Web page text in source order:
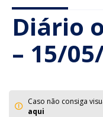
Diário
– 15/
Caso não consiga
aqui